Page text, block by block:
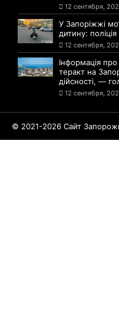
12 сентября,
У Запоріжжі
дитину:
12 сентября,
Інформація
теракт на
дійсності, —
12 сентября,
© 2021-2026 Сайт